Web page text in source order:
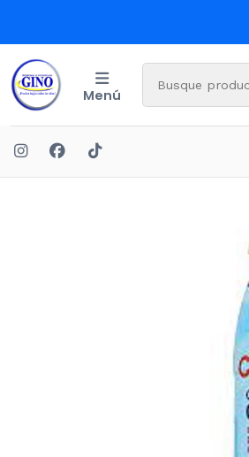
Menú